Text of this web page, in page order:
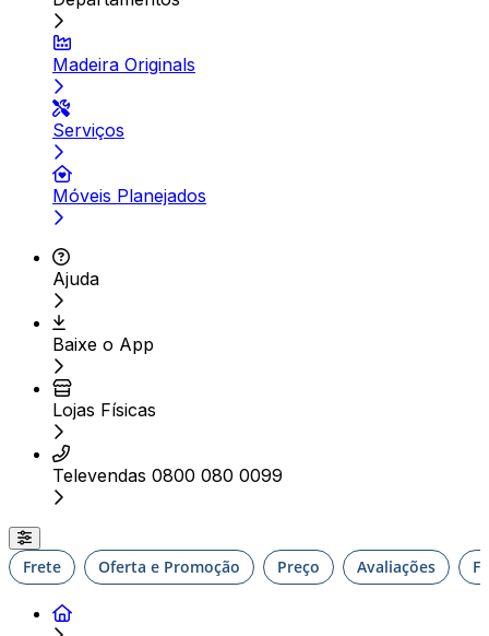
Madeira Originals
Serviços
Móveis Planejados
Ajuda
Baixe o App
Lojas Físicas
Televendas 0800 080 0099
Frete Oferta e Promoção Preço Avaliações